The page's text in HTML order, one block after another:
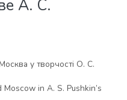
А. С.
у творчості О. С.
in A. S. Pushkin’s